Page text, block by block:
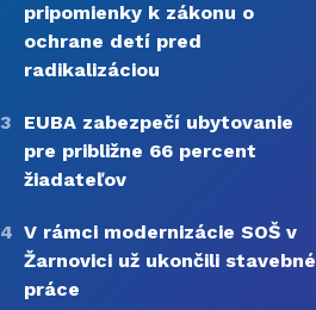
pripomienky k zákonu o
ochrane detí pred
radikalizáciou
3
EUBA zabezpečí ubytovanie
pre približne 66 percent
žiadateľov
4 V rámci modernizácie SOŠ v
Žarnovici už ukončili stavebné
práce